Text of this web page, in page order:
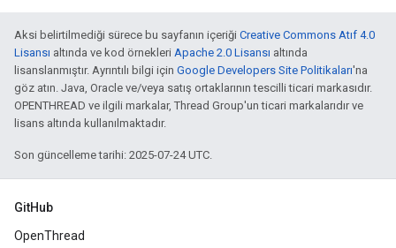
Aksi belirtilmediği sürece bu sayfanın içeriği Creative Commons Atıf 4.0
Lisansı altında ve kod örnekleri Apache 2.0 Lisansı altında
lisanslanmıştır. Ayrıntılı bilgi için Google Developers Site Politikaları'na
göz atın. Java, Oracle ve/veya satış ortaklarının tescilli ticari markasıdır.
OPENTHREAD ve ilgili markalar, Thread Group'un ticari markalarıdır ve
lisans altında kullanılmaktadır.
Son güncelleme tarihi: 2025-07-24 UTC.
GitHub
OpenThread